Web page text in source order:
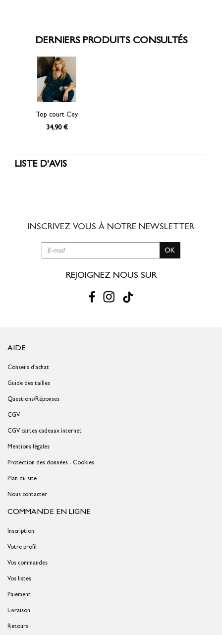
DERNIERS PRODUITS CONSULTÉS
Top court Cey
34,90 €
LISTE D'AVIS
INSCRIVEZ VOUS À NOTRE NEWSLETTER
OK
REJOIGNEZ NOUS SUR
AIDE
Conseils d'achat
Guide des tailles
Questions/Réponses
CGV
CGV cartes cadeaux internet
Mentions légales
Protection des données - Cookies
Plan du site
Nous contacter
COMMANDE EN LIGNE
Inscription
Votre profil
Vos commandes
Vos listes
Paiement
Livraison
Retours